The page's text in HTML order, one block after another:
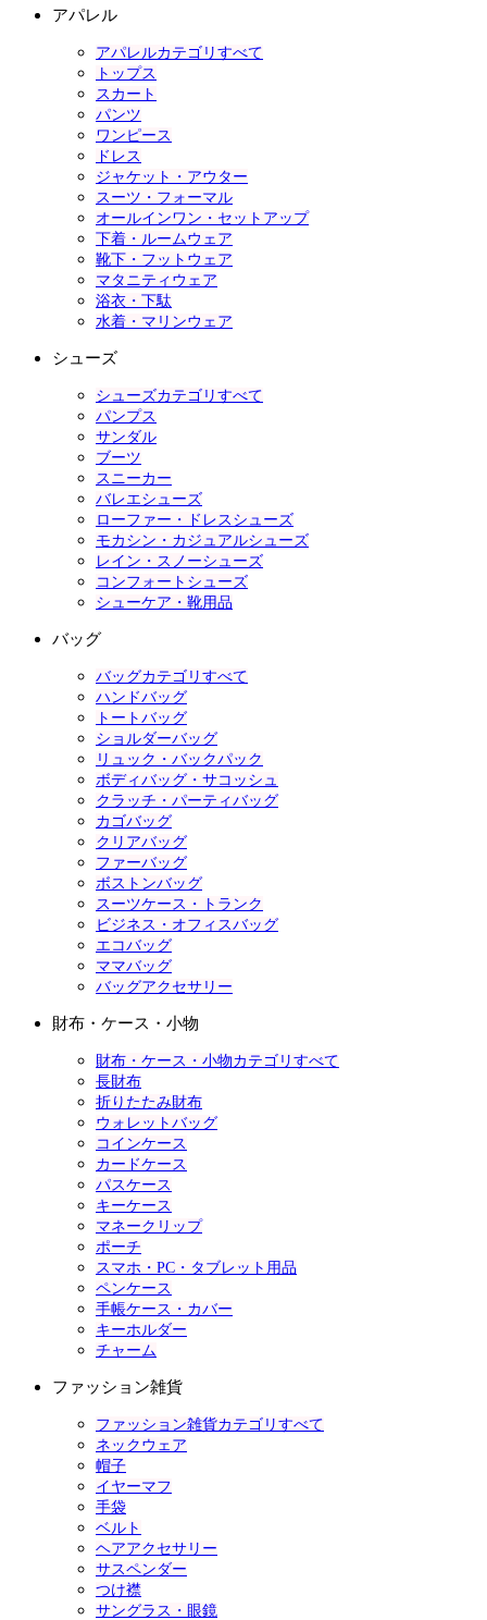
アパレル
アパレルカテゴリすべて
トップス
スカート
パンツ
ワンピース
ドレス
ジャケット・アウター
スーツ・フォーマル
オールインワン・セットアップ
下着・ルームウェア
靴下・フットウェア
マタニティウェア
浴衣・下駄
水着・マリンウェア
シューズ
シューズカテゴリすべて
パンプス
サンダル
ブーツ
スニーカー
バレエシューズ
ローファー・ドレスシューズ
モカシン・カジュアルシューズ
レイン・スノーシューズ
コンフォートシューズ
シューケア・靴用品
バッグ
バッグカテゴリすべて
ハンドバッグ
トートバッグ
ショルダーバッグ
リュック・バックパック
ボディバッグ・サコッシュ
クラッチ・パーティバッグ
カゴバッグ
クリアバッグ
ファーバッグ
ボストンバッグ
スーツケース・トランク
ビジネス・オフィスバッグ
エコバッグ
ママバッグ
バッグアクセサリー
財布・ケース・小物
財布・ケース・小物カテゴリすべて
長財布
折りたたみ財布
ウォレットバッグ
コインケース
カードケース
パスケース
キーケース
マネークリップ
ポーチ
スマホ・PC・タブレット用品
ペンケース
手帳ケース・カバー
キーホルダー
チャーム
ファッション雑貨
ファッション雑貨カテゴリすべて
ネックウェア
帽子
イヤーマフ
手袋
ベルト
ヘアアクセサリー
サスペンダー
つけ襟
サングラス・眼鏡